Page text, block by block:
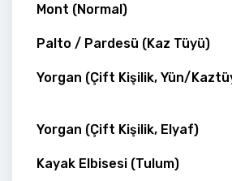
Mont (Normal)
Palto / Pardesü (Kaz Tüyü)
Yorgan (Çift Kişilik, Yün/
Yorgan (Çift Kişilik, Elyaf)
Kayak Elbisesi (Tulum)